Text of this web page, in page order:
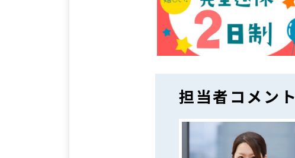
担当者コメント